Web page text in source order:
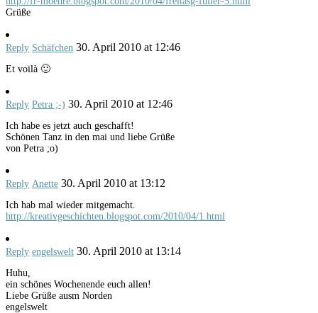
Grüße
Reply Schäfchen 30. April 2010 at 12:46
Et voilà 🙂
Reply Petra ;-) 30. April 2010 at 12:46
Ich habe es jetzt auch geschafft!
Schönen Tanz in den mai und liebe Grüße
von Petra ;o)
Reply Anette 30. April 2010 at 13:12
Ich hab mal wieder mitgemacht.
http://kreativgeschichten.blogspot.com/2010/04/1.html
Reply engelswelt 30. April 2010 at 13:14
Huhu,
ein schönes Wochenende euch allen!
Liebe Grüße ausm Norden
engelswelt